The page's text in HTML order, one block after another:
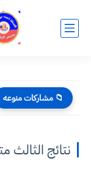
📁 مشاركات منوعه
نتائج الثالث